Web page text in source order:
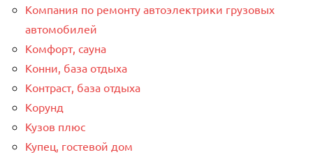
Компания по ремонту автоэлектрики грузовых
автомобилей
Комфорт, сауна
Конни, база отдыха
Контраст, база отдыха
Корунд
Кузов плюс
Купец, гостевой дом